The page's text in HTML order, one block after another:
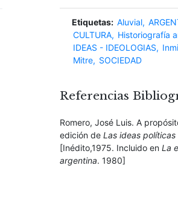
Etiquetas: Aluvial
CULTURA
Historiografía
IDEAS - IDEOLOGIAS
Mitre
SOCIEDAD
Referencias
Romero, José Luis. A
edición de Las ideas políticas
[Inédito,1975. Incluido en La
argentina. 1980]